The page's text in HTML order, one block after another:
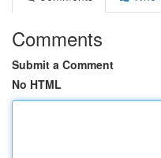
Comments
Submit a Comment
No HTML